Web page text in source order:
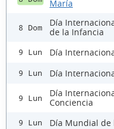
María
8 Dom
Día
de la Infancia
9 Lun Día
9 Lun Día
9 Lun
Día
Conciencia
9 Lun Día Mundial